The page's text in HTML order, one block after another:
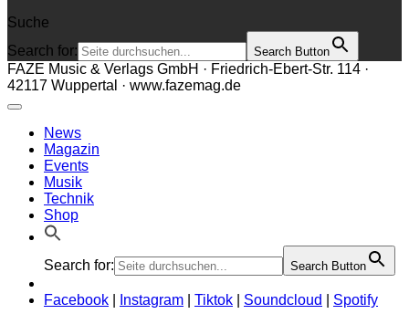
Suche
Search for:
Search Button
FAZE Music & Verlags GmbH · Friedrich-Ebert-Str. 114 ·
42117 Wuppertal · www.fazemag.de
News
Magazin
Events
Musik
Technik
Shop
Search for: Search Button
Facebook Instagram Tiktok Soundcloud Spotify